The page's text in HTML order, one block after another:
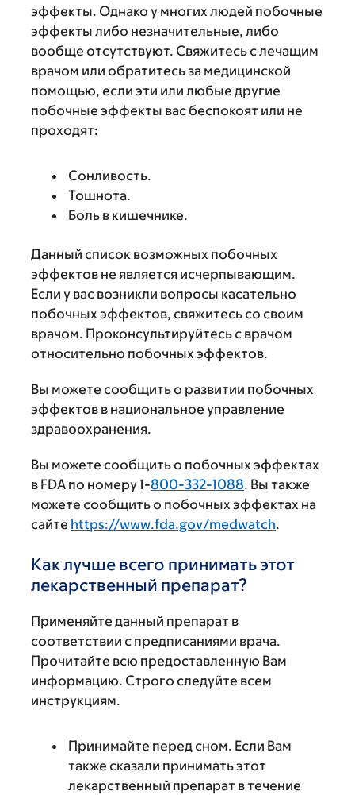
эффекты. Однако у многих людей побочные
эффекты либо незначительные, либо
вообще отсутствуют. Свяжитесь с лечащим
врачом или обратитесь за медицинской
помощью, если эти или любые другие
побочные эффекты вас беспокоят или не
проходят:
Сонливость.
Тошнота.
Боль в кишечнике.
Данный список возможных побочных
эффектов не является исчерпывающим.
Если у вас возникли вопросы касательно
побочных эффектов, свяжитесь со своим
врачом. Проконсультируйтесь с врачом
относительно побочных эффектов.
Вы можете сообщить о развитии побочных
эффектов в национальное управление
здравоохранения.
Вы можете сообщить о побочных эффектах
в FDA по номеру 1-800-332-1088. Вы также
можете сообщить о побочных эффектах на
сайте https://www.fda.gov/medwatch.
Как лучше всего принимать этот
лекарственный препарат?
Применяйте данный препарат в
соответствии с предписаниями врача.
Прочитайте всю предоставленную Вам
информацию. Строго следуйте всем
инструкциям.
Принимайте перед сном. Если Вам
также сказали принимать этот
лекарственный препарат в течение